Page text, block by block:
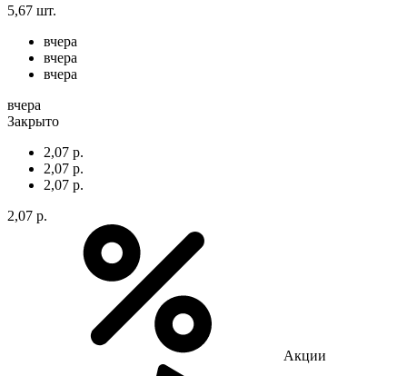
5,67 шт.
вчера
вчера
вчера
вчера
Закрыто
2,07 р.
2,07 р.
2,07 р.
2,07 р.
Акции